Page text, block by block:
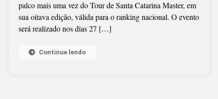
CICLISTAS
NO
palco mais uma vez do Tour de Santa Catarina Master, em
sua oitava edição, válida para o ranking nacional. O evento
será realizado nos dias 27 […]
Continue lendo